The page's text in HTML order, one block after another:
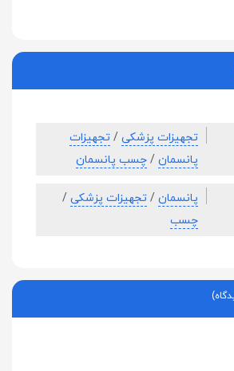
تجهیزات پزشکی / تجهیزات
پانسمان / چسب پانسمان
پانسمان / تجهیزات پزشکی /
چسب